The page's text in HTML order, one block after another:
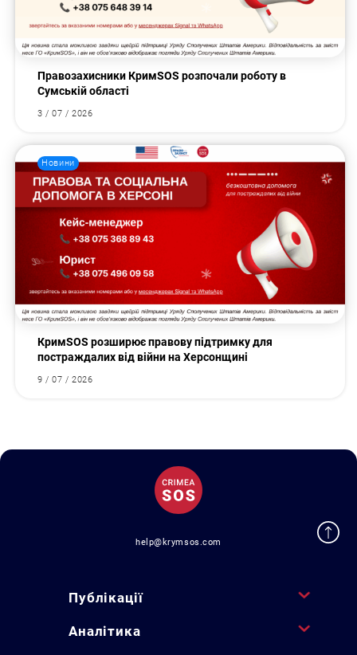
Правозахисники КримSOS розпочали роботу в
Сумській області
3 / 07 / 2026
Новини
КримSOS розширює правову підтримку для
постраждалих від війни на Херсонщині
9 / 07 / 2026
help@krymsos.com
Публікації
Аналітика